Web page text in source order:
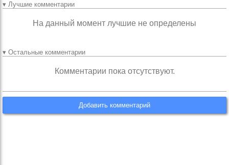
▾ Лучшие комментарии
На данный момент лучшие не определены
▾ Остальные комментарии
Комментарии пока отсутствуют.
Добавить комментарий